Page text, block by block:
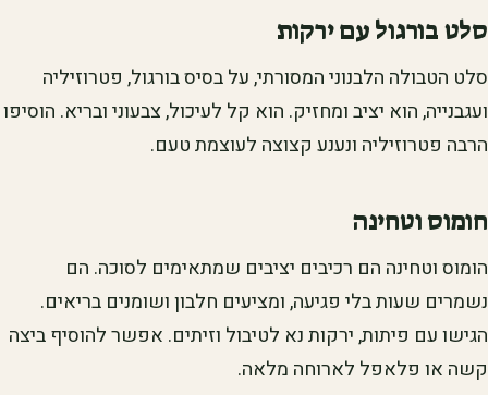
סלט בורגול עם ירקות
סלט הטבולה הלבנוני המסורתי, על בסיס בורגול, פטרוזיליה
ועגבנייה, הוא יציב ומחזיק. הוא קל לעיכול, צבעוני ובריא. הוסיפו
הרבה פטרוזיליה ונענע קצוצה לעוצמת טעם.
חומוס וטחינה
הומוס וטחינה הם רכיבים יציבים שמתאימים לסוכה. הם
נשמרים שעות בלי פגיעה, ומציעים חלבון ושומנים בריאים.
הגישו עם פיתות, ירקות נא לטיבול וזיתים. אפשר להוסיף ביצה
קשה או פלאפל לארוחה מלאה.